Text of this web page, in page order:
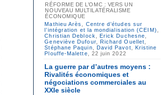
RÉFORME DE L’OMC : VERS UN
NOUVEAU MULTILATÉRALISME
ÉCONOMIQUE
Mathieu Arès , Centre d’études sur
l’intégration et la mondialisation (CEIM) ,
Christian Deblock, Erick Duchesne,
Geneviève Dufour, Richard Ouellet,
Stéphane Paquin, David Pavot,
Kristine
Plouffe-Malette, 22 juin 2022
La guerre par d’autres moyens :
Rivalités économiques et
négociations commerciales au
XXIe siècle